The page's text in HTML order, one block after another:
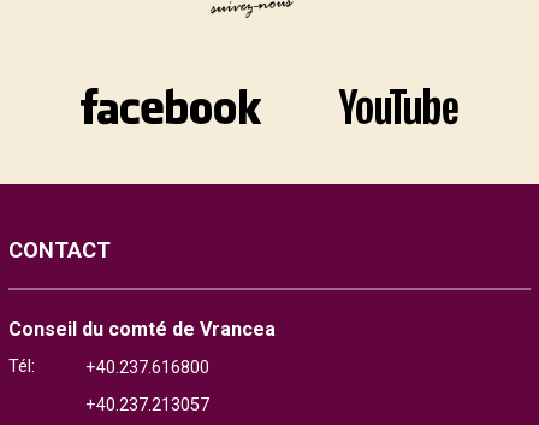
CONTACT
Conseil du comté de Vrancea
Tél:
+40.237.616800
+40.237.213057